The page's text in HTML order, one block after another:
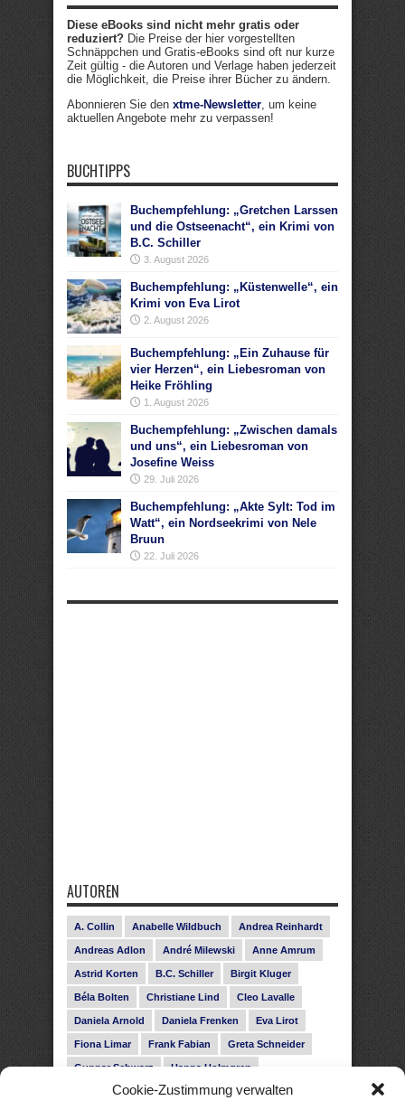
Cookie-Zustimmung verwalten
Diese eBooks sind nicht mehr gratis oder
reduziert? Die Preise der hier vorgestellten
Schnäppchen und Gratis-eBooks sind oft nur kurze
Zeit gültig - die Autoren und Verlage haben jederzeit
die Möglichkeit, die Preise ihrer Bücher zu ändern.
Abonnieren Sie den xtme-Newsletter, um keine
aktuellen Angebote mehr zu verpassen!
BUCHTIPPS
Buchempfehlung: „Gretchen Larssen
und die Ostseenacht“, ein Krimi von
B.C. Schiller
3. August 2026
Buchempfehlung: „Küstenwelle“, ein
Krimi von Eva Lirot
2. August 2026
Buchempfehlung: „Ein Zuhause für
vier Herzen“, ein Liebesroman von
Heike Fröhling
1. August 2026
Buchempfehlung: „Zwischen damals
und uns“, ein Liebesroman von
Josefine Weiss
29. Juli 2026
Buchempfehlung: „Akte Sylt: Tod im
Watt“, ein Nordseekrimi von Nele
Bruun
22. Juli 2026
AUTOREN
A. Collin Anabelle Wildbuch Andrea Reinhardt
Andreas Adlon André Milewski Anne Amrum
Astrid Korten B.C. Schiller Birgit Kluger
Béla Bolten Christiane Lind Cleo Lavalle
Daniela Arnold Daniela Frenken Eva Lirot
Fiona Limar Frank Fabian Greta Schneider
Gunnar Schwarz Hanna Holmgren
Heike Fröhling Ina Glahe Ivo Pala J. Vellguth